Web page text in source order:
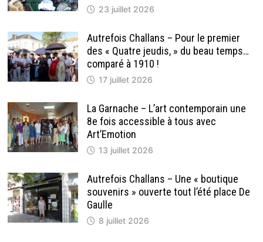
23 juillet 2026
Autrefois Challans – Pour le premier
des « Quatre jeudis, » du beau temps…
comparé à 1910 !
17 juillet 2026
La Garnache – L’art contemporain une
8e fois accessible à tous avec
Art’Emotion
13 juillet 2026
Autrefois Challans – Une « boutique
souvenirs » ouverte tout l’été place De
Gaulle
8 juillet 2026